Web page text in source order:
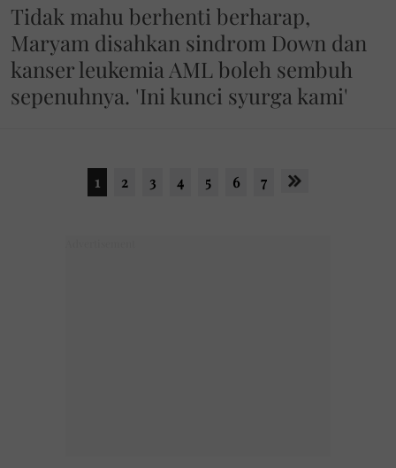
Tidak mahu berhenti berharap,
Maryam disahkan sindrom Down dan
kanser leukemia AML boleh sembuh
sepenuhnya. 'Ini kunci syurga kami'
1 2 3 4 5 6 7